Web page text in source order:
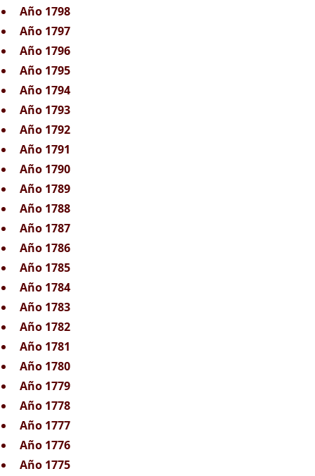
Año 1798
Año 1797
Año 1796
Año 1795
Año 1794
Año 1793
Año 1792
Año 1791
Año 1790
Año 1789
Año 1788
Año 1787
Año 1786
Año 1785
Año 1784
Año 1783
Año 1782
Año 1781
Año 1780
Año 1779
Año 1778
Año 1777
Año 1776
Año 1775